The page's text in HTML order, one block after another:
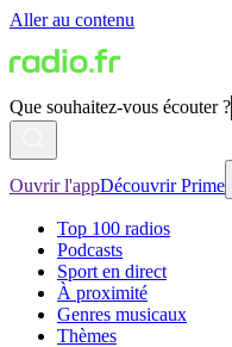
Aller au contenu
Que souhaitez-vous écouter ?
Ouvrir l'appDécouvrir Prime
Top 100 radios
Podcasts
Sport en direct
À proximité
Genres musicaux
Thèmes